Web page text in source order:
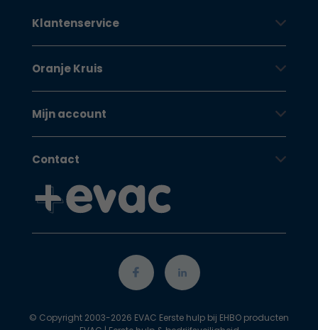
Klantenservice
Oranje Kruis
Mijn account
Contact
© Copyright 2003-2026 EVAC Eerste hulp bij EHBO producten